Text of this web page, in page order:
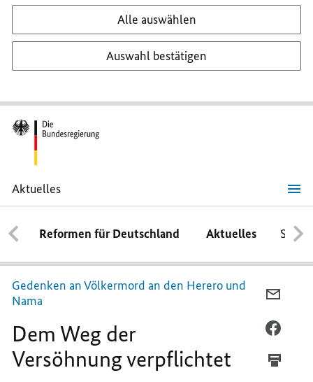
Alle auswählen
Auswahl bestätigen
Aktuelles
Dem
Weg
der
Versöhnung
verpflichtet
Reformen für Deutschland Aktuelles
Gedenken an Völkermord an den Herero und
Nama
Dem Weg der
Versöhnung verpflichtet